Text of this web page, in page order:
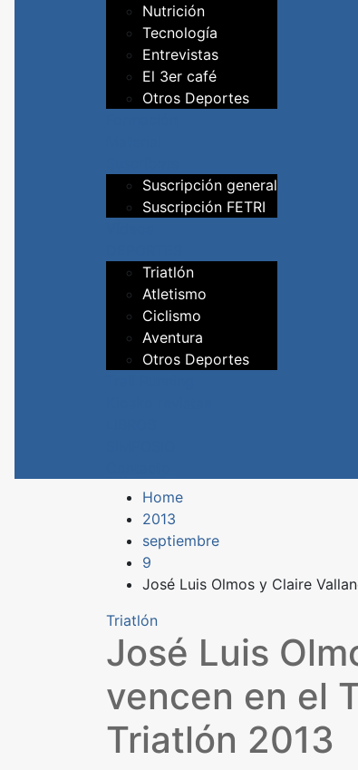
Nutrición
Tecnología
Entrevistas
El 3er café
Otros Deportes
Suscripción general
Suscripción FETRI
Triatlón
Atletismo
Ciclismo
Aventura
Otros Deportes
Home
2013
septiembre
9
José Luis Olmos y Claire
Triatlón
José Luis
vencen en el
Triatlón 2013